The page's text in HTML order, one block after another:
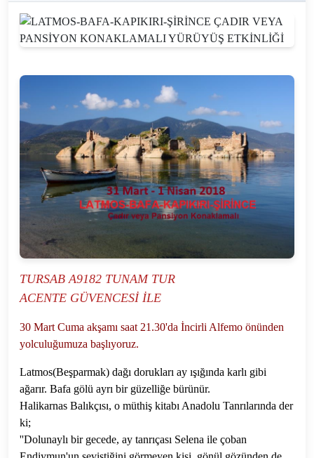
TURSAB A9182 TUNAM TUR
ACENTE GÜVENCESİ İLE
30 Mart Cuma akşamı saat 21.30'da İncirli Alfemo önünden
yolculuğumuza başlıyoruz.
Latmos(Beşparmak) dağı dorukları ay ışığında karlı gibi
ağarır. Bafa gölü ayrı bir güzelliğe bürünür.
Halikarnas Balıkçısı, o müthiş kitabı Anadolu Tanrılarında der
ki;
''Dolunaylı bir gecede, ay tanrıçası Selena ile çoban